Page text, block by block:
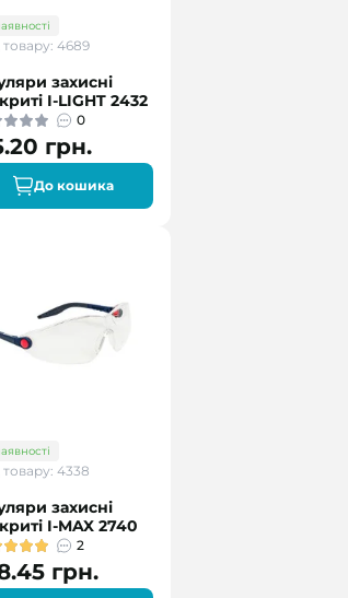
4689
захисні
I-LIGHT 2432
0
грн.
До кошика
4338
захисні
I-MAX 2740
2
грн.